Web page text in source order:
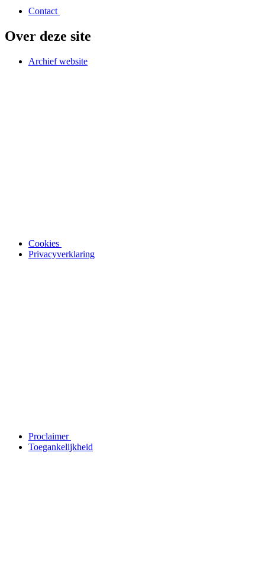
Contact
Over deze site
Archief website
Cookies
Privacyverklaring
Proclaimer
Toegankelijkheid